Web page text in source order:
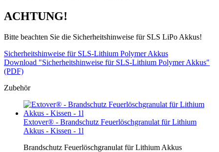
ACHTUNG!
Bitte beachten Sie die Sicherheitshinweise für SLS LiPo Akkus!
Sicherheitshinweise für SLS-Lithium Polymer Akkus
Download "Sicherheitshinweise für SLS-Lithium Polymer Akkus"
(PDF)
Zubehör
Extover® - Brandschutz Feuerlöschgranulat für Lithium
Akkus - Kissen - 1l
Brandschutz Feuerlöschgranulat für Lithium Akkus